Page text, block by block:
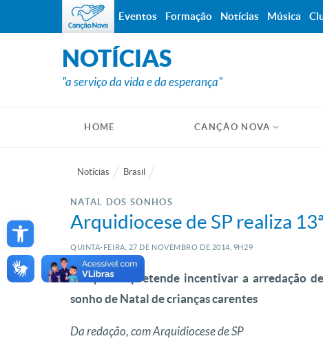
Open toolbar
NOTÍCIAS
"a serviço da vida e da esperança"
HOME CANÇÃO NOVA
Notícias Brasil
NATAL DOS SONHOS
Arquidiocese de SP realiza
QUINTA-FEIRA, 27 DE NOVEMBRO DE 2014, 9H29
Campanha pretende incentivar a arredação
sonho de Natal de crianças carentes
Da redação, com Arquidiocese de SP
Eventos Formação Notícias Música